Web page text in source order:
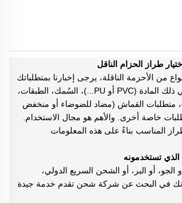
من الأحزمة الناقلة، يرجى إخبارنا بمتطلباتك
عند الاستفسار، بما في ذلك المادة (PVC أو PU...)، السُمك، الطبقات،
متطلبات القماش (مضاد للضوضاء أو منخفض
خاصة أخرى. والأهم هو مجال الاستخدام.
المناسب بناءً على هذه المعلومات
أو البر، أو الشحن السريع الدولي،
في البحث عن شركة شحن تقدم خدمة جيدة